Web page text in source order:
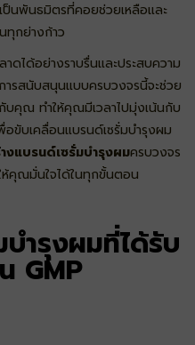
นพันธมิตรที่คอยช่วยเหลือและ
กย่างก้าว
ดได้อย่างราบรื่นและประสบความ
การสนับสนุนแบบครบวงจรนี้จะช่วย
บคุณ ทำให้คุณมีเวลาไปมุ่งเน้นกับ
ขับเคลื่อนแบรนด์เซรั่มบำรุงผม
งแบรนด์เซรั่มบำรุงผมครบวงจร
ห้คุณมั่นใจได้ในทุกขั้นตอน
ำรุงผมที่ได้รับ
GMP